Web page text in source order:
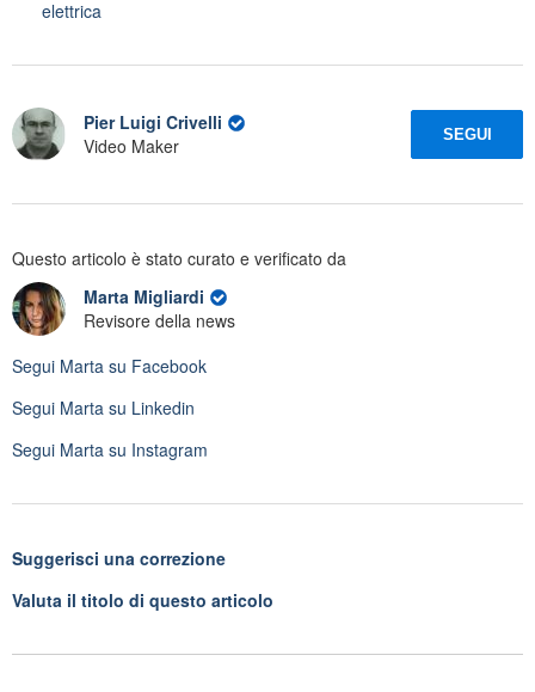
elettrica
Pier Luigi Crivelli
Video Maker
SEGUI
Questo articolo è stato curato e verificato da
Marta Migliardi
Revisore della news
Segui Marta su Facebook
Segui Marta su Linkedin
Segui Marta su Instagram
Suggerisci una correzione
Valuta il titolo di questo articolo